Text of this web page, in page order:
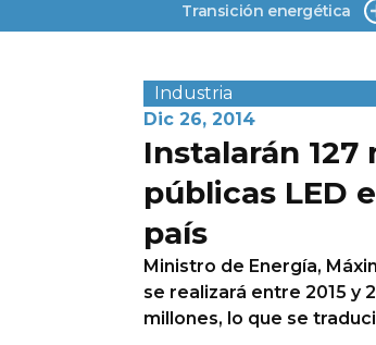
Transición energética
Industria
Dic 26, 2014
Instalarán
públicas LED
país
Ministro de Energía,
se realizará entre 2015 y
millones, lo que se